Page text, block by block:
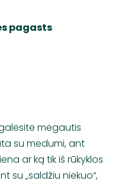
pagasts
mėgautis
su medumi, ant
ar ką tik iš rūkyklos
su „saldžiu niekuo“,